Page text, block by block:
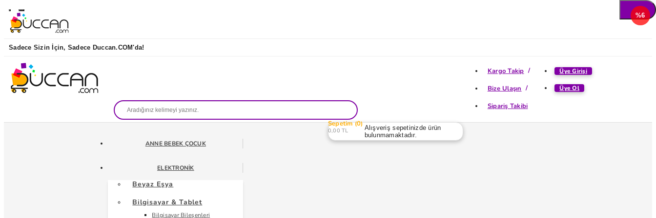
Sadece Sizin İçin, Sadece Duccan.COM'da!
Üye Girişi
Üye Ol
Kargo Takip
Bize Ulaşın
Sipariş Takibi
Sepetim 0
0,00 TL
Alışveriş sepetinizde ürün
bulunmamaktadır.
ANNE BEBEK ÇOCUK
ELEKTRONIK
Beyaz Eşya
Bilgisayar & Tablet
Bilgisayar Bileşenleri
%6